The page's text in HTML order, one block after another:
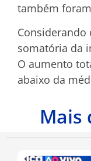
também
Considerando
somatória da
O aumento
abaixo da
Mais